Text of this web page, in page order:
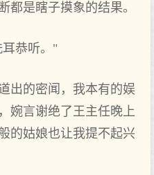
都是瞎子摸象的结果。
恭听。"
出的密闻，我本有的娱
婉言谢绝了王主任晚上
的姑娘也让我提不起兴